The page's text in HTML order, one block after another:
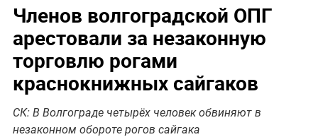
Членов волгоградской ОПГ
арестовали за незаконную
торговлю рогами
краснокнижных сайгаков
СК: В Волгограде четырёх человек обвиняют в
незаконном обороте рогов сайгака